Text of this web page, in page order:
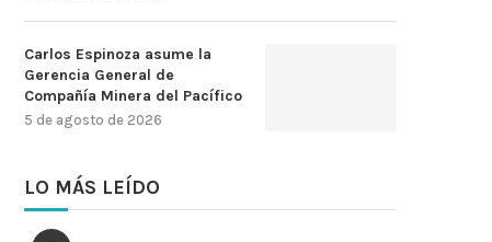
Carlos Espinoza asume la
Gerencia General de
Compañía Minera del Pacífico
5 de agosto de 2026
LO MÁS LEÍDO